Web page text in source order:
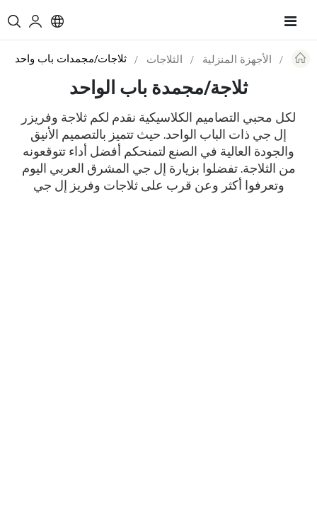
Toggle
الأجهزة المنزلية الثلاجات ثلاجات/مجمدات باب واحد
ثلاجة/مجمدة باب الواحد
لكل محبي التصاميم الكلاسيكية نقدم لكم ثلاجة وفريزر
إل جي ذات الباب الواحد. حيث تتميز بالتصميم الأنيق
والجودة العالية في الصنع لتمنحكم أفضل أداء تتوقعونه
من الثلاجة. تفضلوا بزيارة إل جي المشرق العربي اليوم
وتعرفوا أكثر وعن قرب على ثلاجات وفريز إل جي